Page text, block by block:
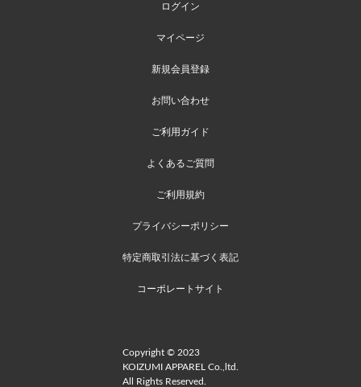
ログイン
マイページ
新規会員登録
お問い合わせ
ご利用ガイド
よくあるご質問
ご利用規約
プライバシーポリシー
特定商取引法に基づく表記
コーポレートサイト
Copyright © 2023
KOIZUMI APPAREL Co.,ltd.
All Rights Reserved.